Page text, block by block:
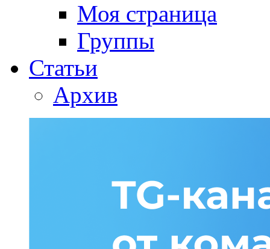
Моя страница
Группы
Статьи
Архив